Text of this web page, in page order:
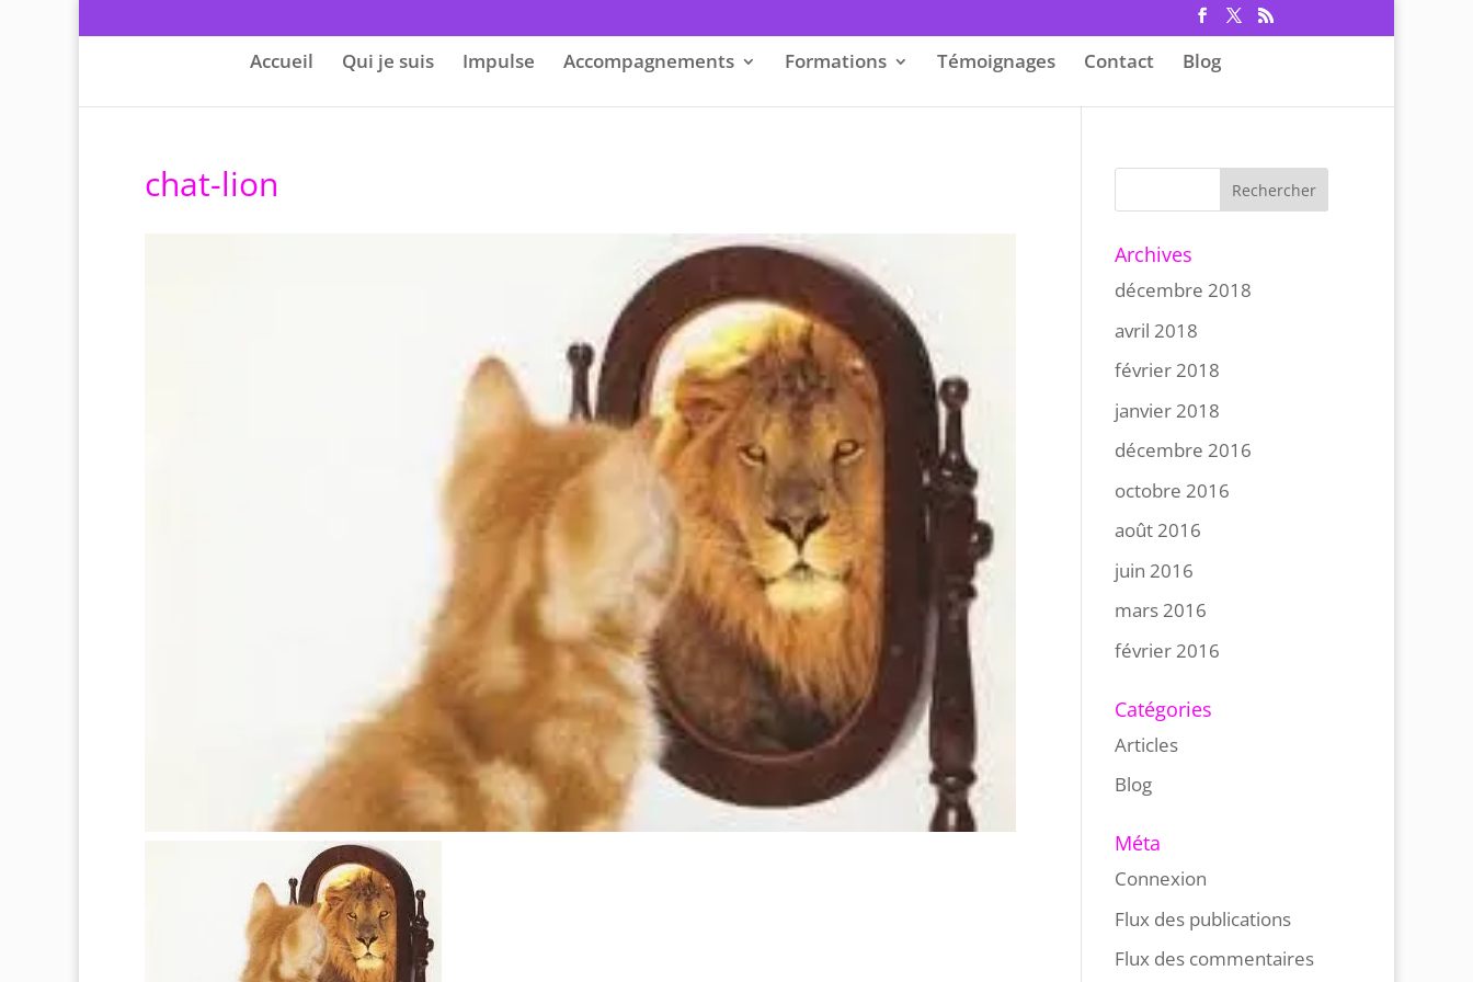
Accueil Qui je suis Impulse Accompagnements Formations Témoignages Contact Blog
chat-lion
Archives
décembre 2018
avril 2018
février 2018
janvier 2018
décembre 2016
octobre 2016
août 2016
juin 2016
mars 2016
février 2016
Catégories
Articles
Blog
Méta
Connexion
Flux des publications
Flux des commentaires